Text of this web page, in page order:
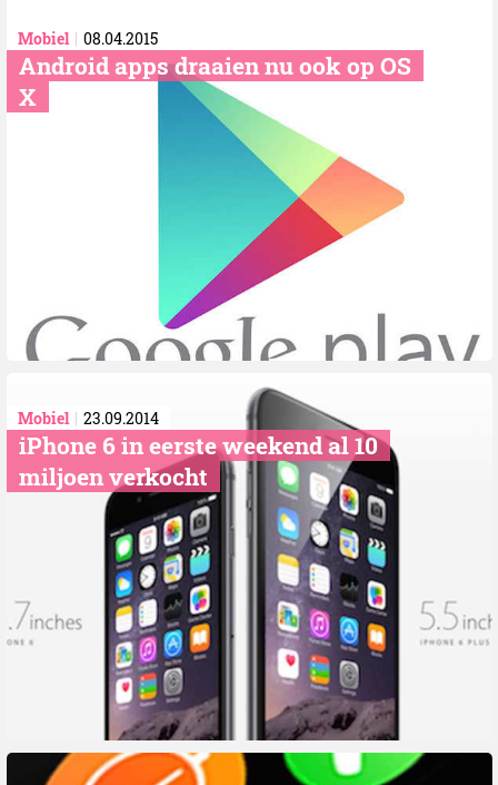
Mobiel 08.04.2015
Android apps draaien nu ook op OS
X
Mobiel 23.09.2014
iPhone 6 in eerste weekend al 10
miljoen verkocht